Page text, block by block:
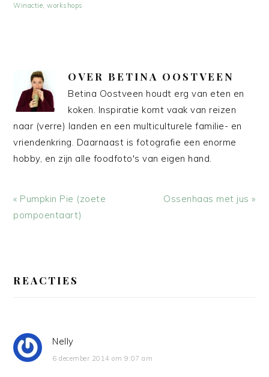
Winactie,workshops
OVER BETINA OOSTVEEN
Betina Oostveen houdt erg van eten en
koken. Inspiratie komt vaak van reizen
naar (verre) landen en een multiculturele familie- en
vriendenkring. Daarnaast is fotografie een enorme
hobby, en zijn alle foodfoto's van eigen hand.
Vorig
bericht:
« Pumpkin Pie (zoete
pompoentaart)
Volgend
Ossenhaas met jus »
INTERACTIES
REACTIES
Nelly
6 december 2014 om 9:07 am